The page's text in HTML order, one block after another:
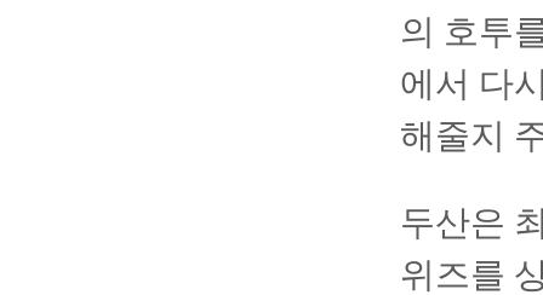
의 호투
에서 다
해줄지
두산은
위즈를